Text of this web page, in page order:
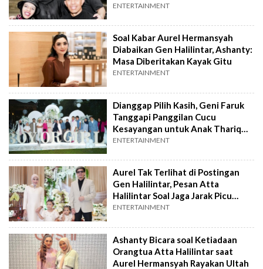
ENTERTAINMENT
Soal Kabar Aurel Hermansyah
Diabaikan Gen Halilintar, Ashanty:
Masa Diberitakan Kayak Gitu
ENTERTAINMENT
Dianggap Pilih Kasih, Geni Faruk
Tanggapi Panggilan Cucu
Kesayangan untuk Anak Thariq
Halilintar
ENTERTAINMENT
Aurel Tak Terlihat di Postingan
Gen Halilintar, Pesan Atta
Halilintar Soal Jaga Jarak Picu
Spekulasi
ENTERTAINMENT
Ashanty Bicara soal Ketiadaan
Orangtua Atta Halilintar saat
Aurel Hermansyah Rayakan Ultah